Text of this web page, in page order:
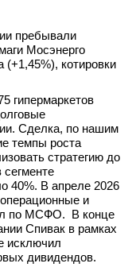
пребывали
Мосэнерго
котировки
гипермаркетов
Сделка, по нашим
темпы роста
стратегию до
40%. В апреле 2026
и
по МСФО. В конце
Спивак в рамках
исключил
дивидендов.